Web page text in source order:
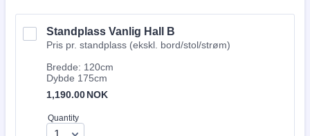
Standplass Vanlig Hall B
Pris pr. standplass (ekskl. bord/stol/strøm)
Bredde: 120cm
Dybde 175cm
1,190.00 NOK
1,190.00NOK
Quantity